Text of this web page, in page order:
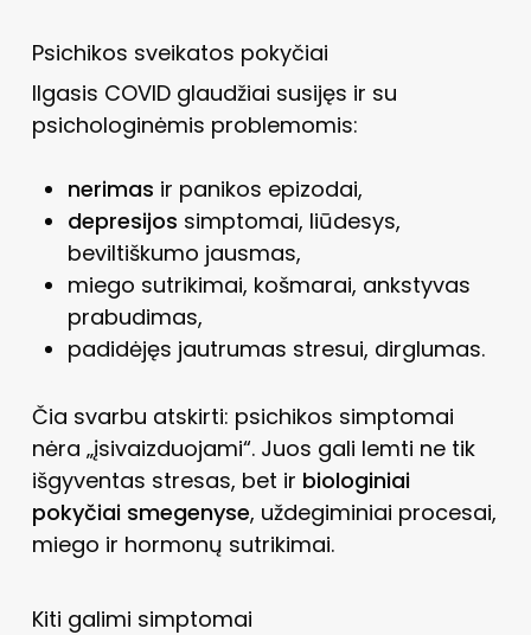
Psichikos sveikatos pokyčiai
Ilgasis COVID glaudžiai susijęs ir su
psichologinėmis problemomis:
nerimas ir panikos epizodai,
depresijos simptomai, liūdesys,
beviltiškumo jausmas,
miego sutrikimai, košmarai, ankstyvas
prabudimas,
padidėjęs jautrumas stresui, dirglumas.
Čia svarbu atskirti: psichikos simptomai
nėra „įsivaizduojami“. Juos gali lemti ne tik
išgyventas stresas, bet ir biologiniai
pokyčiai smegenyse, uždegiminiai procesai,
miego ir hormonų sutrikimai.
Kiti galimi simptomai